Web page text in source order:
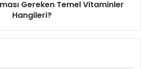
hem de işlevsellik açısından
bir dekorasyon anlayışı. Bu
Gereken Temel Vitaminler
Hangileri?